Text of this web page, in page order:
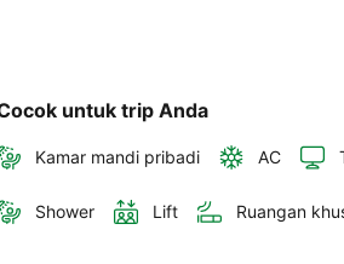
untuk trip Anda
Kamar mandi pribadi AC
Shower Lift Ruangan